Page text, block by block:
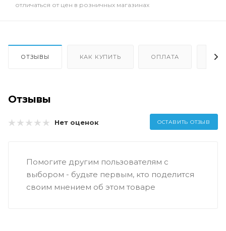
отличаться от цен в розничных магазинах
ОТЗЫВЫ КАК КУПИТЬ ОПЛАТА
Отзывы
Нет оценок ОСТАВИТЬ ОТЗЫВ
Помогите другим пользователям с
выбором - будьте первым, кто поделится
своим мнением об этом товаре